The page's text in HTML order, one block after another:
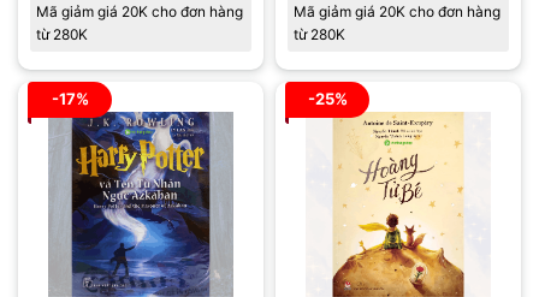
Mã giảm giá 20K cho đơn hàng
từ 280K
Mã giảm giá 20K cho đơn hàng
từ 280K
-17% -25%